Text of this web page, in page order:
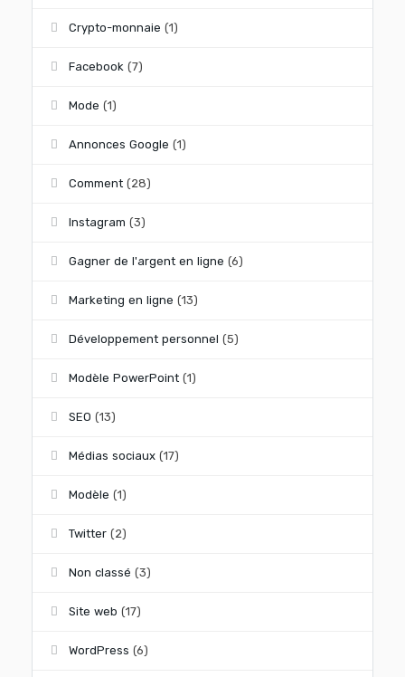
Crypto-monnaie (1)
Facebook (7)
Mode (1)
Annonces Google (1)
Comment (28)
Instagram (3)
Gagner de l'argent en ligne (6)
Marketing en ligne (13)
Développement personnel (5)
Modèle PowerPoint (1)
SEO (13)
Médias sociaux (17)
Modèle (1)
Twitter (2)
Non classé (3)
Site web (17)
WordPress (6)